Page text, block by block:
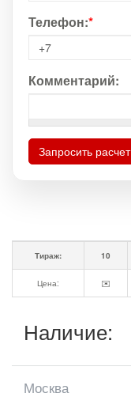
Телефон:*
Комментарий:
Запросить расчет
Тираж: 10
Цена: ✉️
Наличие:
Москва